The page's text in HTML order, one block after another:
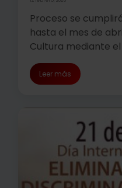
Proceso se
hasta el mes de
Cultura mediante
Leer más